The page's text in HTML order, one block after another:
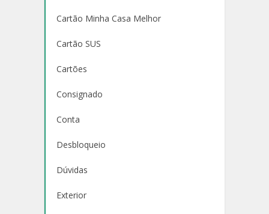
Cartão Minha Casa Melhor
Cartão SUS
Cartões
Consignado
Conta
Desbloqueio
Dúvidas
Exterior